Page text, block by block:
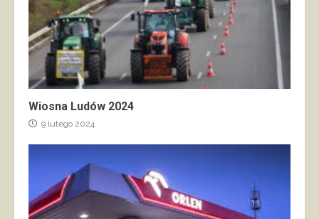
Wiosna Ludów 2024
9 lutego 2024